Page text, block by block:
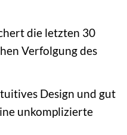
die letzten 30
Verfolgung des
Design und gut
unkomplizierte